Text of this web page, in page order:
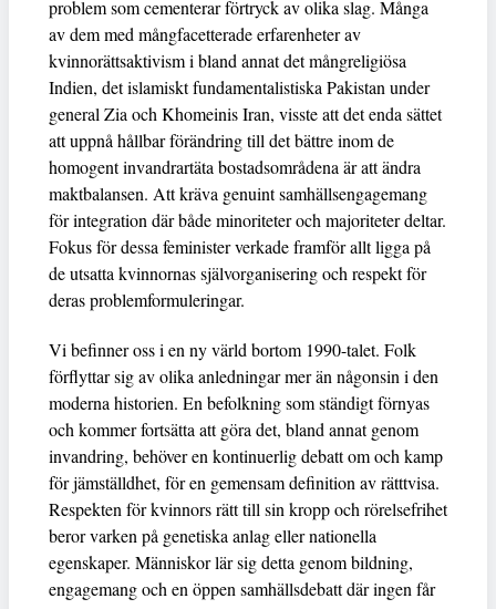
problem som cementerar förtryck av olika slag. Många
av dem med mångfacetterade erfarenheter av
kvinnorättsaktivism i bland annat det mångreligiösa
Indien, det islamiskt fundamentalistiska Pakistan under
general Zia och Khomeinis Iran, visste att det enda sättet
att uppnå hållbar förändring till det bättre inom de
homogent invandrartäta bostadsområdena är att ändra
maktbalansen. Att kräva genuint samhällsengagemang
för integration där både minoriteter och majoriteter deltar.
Fokus för dessa feminister verkade framför allt ligga på
de utsatta kvinnornas självorganisering och respekt för
deras problemformuleringar.
Vi befinner oss i en ny värld bortom 1990-talet. Folk
förflyttar sig av olika anledningar mer än någonsin i den
moderna historien. En befolkning som ständigt förnyas
och kommer fortsätta att göra det, bland annat genom
invandring, behöver en kontinuerlig debatt om och kamp
för jämställdhet, för en gemensam definition av rätttvisa.
Respekten för kvinnors rätt till sin kropp och rörelsefrihet
beror varken på genetiska anlag eller nationella
egenskaper. Människor lär sig detta genom bildning,
engagemang och en öppen samhällsdebatt där ingen får